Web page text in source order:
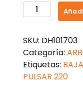
ARBOL
DE
PULSAR
180
II
cantidad
SKU: DH101703
Categoría:
Etiquetas:
PULSAR 220